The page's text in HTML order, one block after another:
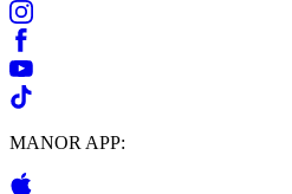
MANOR APP: